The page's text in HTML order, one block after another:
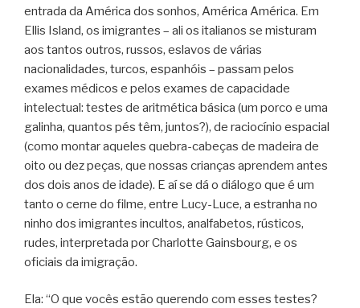
entrada da América dos sonhos, América América. Em
Ellis Island, os imigrantes – ali os italianos se misturam
aos tantos outros, russos, eslavos de várias
nacionalidades, turcos, espanhóis – passam pelos
exames médicos e pelos exames de capacidade
intelectual: testes de aritmética básica (um porco e uma
galinha, quantos pés têm, juntos?), de raciocínio espacial
(como montar aqueles quebra-cabeças de madeira de
oito ou dez peças, que nossas crianças aprendem antes
dos dois anos de idade). E aí se dá o diálogo que é um
tanto o cerne do filme, entre Lucy-Luce, a estranha no
ninho dos imigrantes incultos, analfabetos, rústicos,
rudes, interpretada por Charlotte Gainsbourg, e os
oficiais da imigração.
Ela: “O que vocês estão querendo com esses testes?